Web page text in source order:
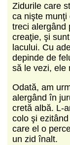
Zidurile care
ca nişte munţi
treci alergând
creaţie, şi
lacului. Cu
depinde de
să le vezi, ele
Odată, am
alergând în
cretă albă. L-
colo şi
care el o
un zid înalt.